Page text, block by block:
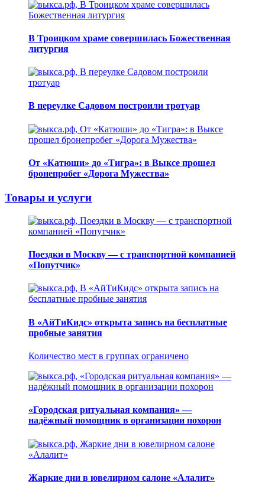
В Троицком храме совершилась Божественная
литургия
В переулке Садовом построили тротуар
От «Катюши» до «Тигра»: в Выксе прошел
бронепробег «Дорога Мужества»
Товары и услуги
Поездки в Москву — с транспортной компанией
«Попутчик»
В «АйТиКидс» открыта запись на бесплатные
пробные занятия
Количество мест в группах ограничено
«Городская ритуальная компания» —
надёжный помощник в организации похорон
Жаркие дни в ювелирном салоне «Алалит»